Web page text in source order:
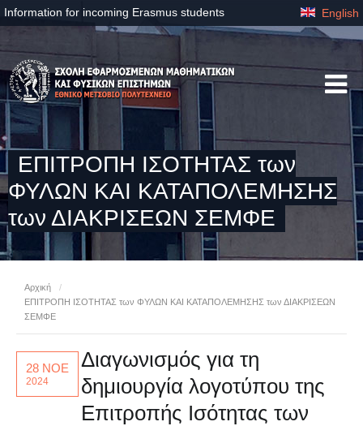
Information for incoming Erasmus students English
ΕΠΙΤΡΟΠΗ ΙΣΟΤΗΤΑΣ των
ΦΥΛΩΝ ΚΑΙ ΚΑΤΑΠΟΛΕΜΗΣΗΣ
των ΔΙΑΚΡΙΣΕΩΝ ΣΕΜΦΕ
Αρχική
/
ΕΠΙΤΡΟΠΗ ΙΣΟΤΗΤΑΣ των ΦΥΛΩΝ ΚΑΙ ΚΑΤΑΠΟΛΕΜΗΣΗΣ των ΔΙΑΚΡΙΣΕΩΝ
ΣΕΜΦΕ
28 ΝΟΕ
2024
Διαγωνισμός για τη
δημιουργία λογοτύπου της
Επιτροπής Ισότητας των